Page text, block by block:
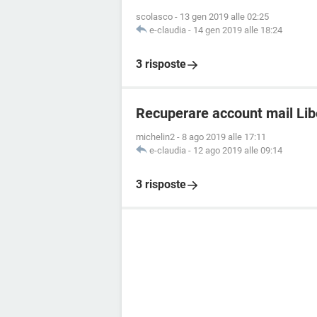
scolasco - 13 gen 2019 alle 02:25
e-claudia - 14 gen 2019 alle 18:24
3 risposte
Recuperare account mail
michelin2 - 8 ago 2019 alle 17:11
e-claudia - 12 ago 2019 alle 09:14
3 risposte